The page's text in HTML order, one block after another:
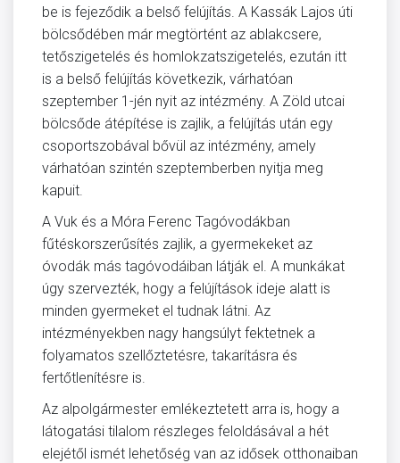
be is fejeződik a belső felújítás. A Kassák Lajos úti
bölcsődében már megtörtént az ablakcsere,
tetőszigetelés és homlokzatszigetelés, ezután itt
is a belső felújítás következik, várhatóan
szeptember 1-jén nyit az intézmény. A Zöld utcai
bölcsőde átépítése is zajlik, a felújítás után egy
csoportszobával bővül az intézmény, amely
várhatóan szintén szeptemberben nyitja meg
kapuit.
A Vuk és a Móra Ferenc Tagóvodákban
fűtéskorszerűsítés zajlik, a gyermekeket az
óvodák más tagóvodáiban látják el. A munkákat
úgy szervezték, hogy a felújítások ideje alatt is
minden gyermeket el tudnak látni. Az
intézményekben nagy hangsúlyt fektetnek a
folyamatos szellőztetésre, takarításra és
fertőtlenítésre is.
Az alpolgármester emlékeztetett arra is, hogy a
látogatási tilalom részleges feloldásával a hét
elejétől ismét lehetőség van az idősek otthonaiban